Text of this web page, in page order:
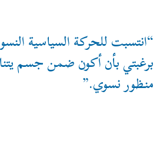
“انتسبت للحركة السياسية
برغبتي بأن أكون ضمن جسم
منظور نسوي.”